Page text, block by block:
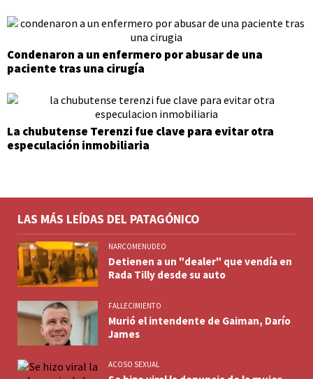
Condenaron a un enfermero por abusar de una
paciente tras una cirugía
La chubutense Terenzi fue clave para evitar otra
especulación inmobiliaria
LAS MÁS LEÍDAS DEL PATAGÓNICO
NARCOMENUDEO
Detienen a un "dealer" que vendía en
Rada Tilly desde su auto
FALLECIMIENTO
Murió el intendente de Gaiman, Darío
James
ACOSO SEXUAL